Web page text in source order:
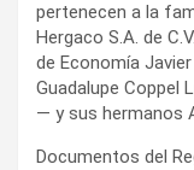
pertenecen a la
Hergaco S.A. de
de Economía
Guadalupe Coppel
— y sus hermanos
Documentos del